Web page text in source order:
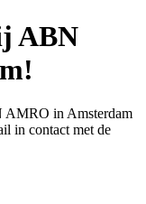
ABN
AMRO in Amsterdam
in contact met de